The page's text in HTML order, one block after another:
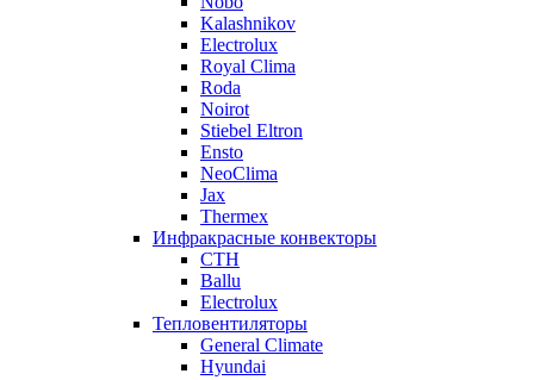
Kalashnikov
Electrolux
Royal Clima
Roda
Noirot
Stiebel Eltron
Ensto
NeoClima
Jax
Thermex
Инфракрасные конвекторы
CTH
Ballu
Electrolux
Тепловентиляторы
General Climate
Hyundai